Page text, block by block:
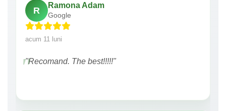
R
Ramona Adam
Google
acum 11 luni
"Recomand. The best!!!!!"